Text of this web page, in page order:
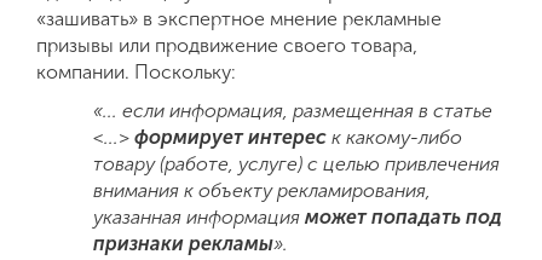
«зашивать» в экспертное мнение рекламные
призывы или продвижение своего товара,
компании. Поскольку:
«... если информация, размещенная в статье
<...>формирует интерес к какому-либо
товару(работе, услуге) с целью привлечения
внимания к объекту рекламирования,
указанная информацияможет попадать под
признаки рекламы».